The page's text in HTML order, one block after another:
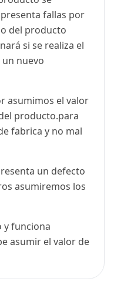
fallas por
del producto
si se realiza el
nuevo
asumimos el valor
producto.para
fabrica y no mal
un defecto
asumiremos los
y funciona
asumir el valor de